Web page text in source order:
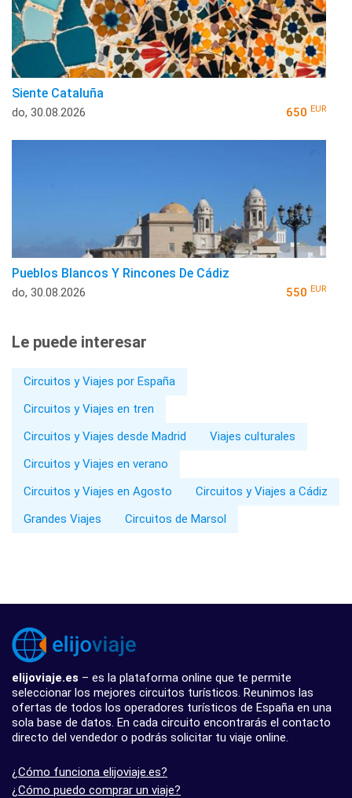
Siente Cataluña
do, 30.08.2026 650 EUR
Pueblos Blancos Y Rincones De Cádiz
do, 30.08.2026 550 EUR
Le puede interesar
Circuitos y Viajes por España
Circuitos y Viajes en tren
Circuitos y Viajes desde Madrid
Viajes culturales
Circuitos y Viajes en verano
Circuitos y Viajes en Agosto
Circuitos y Viajes a Cádiz
Grandes Viajes
Circuitos de Marsol
elijoviaje.es – es la plataforma online que te permite
seleccionar los mejores circuitos turísticos. Reunimos las
ofertas de todos los operadores turísticos de España en una
sola base de datos. En cada circuito encontrarás el contacto
directo del vendedor o podrás solicitar tu viaje online.
¿Cómo funciona elijoviaje.es?
¿Cómo puedo comprar un viaje?